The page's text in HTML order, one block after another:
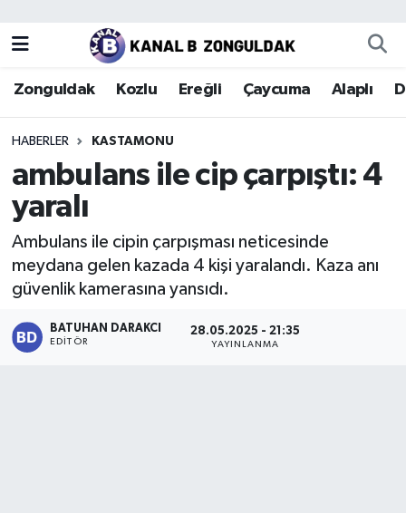
Zonguldak Kozlu Ereğli Çaycuma Alaplı
HABERLER KASTAMONU
ambulans ile cip çarpıştı: 4
yaralı
Ambulans ile cipin çarpışması neticesinde
meydana gelen kazada 4 kişi yaralandı. Kaza anı
güvenlik kamerasına yansıdı.
BATUHAN DARAKCI
EDITÖR
28.05.2025 - 21:35
YAYINLANMA
Zonguldak
Kozlu
Ereğli
Çaycuma
Devrek
Gökçebey
Zonguldak Nöbetçi Eczaneler
Zonguldak Hava Durumu
Zonguldak Trafik Yoğunluk Haritası
Puan Durumu ve Fikstür
Tüm Manşetler
Son Dakika Haberleri
Haber Arşivi